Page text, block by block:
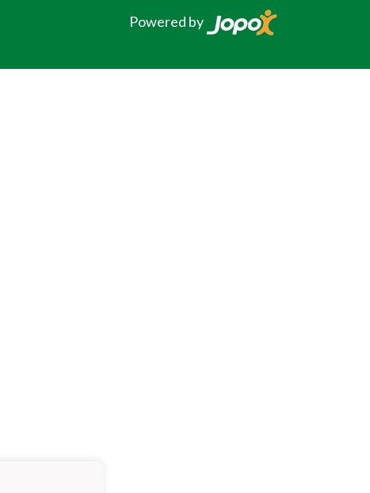
Powered by